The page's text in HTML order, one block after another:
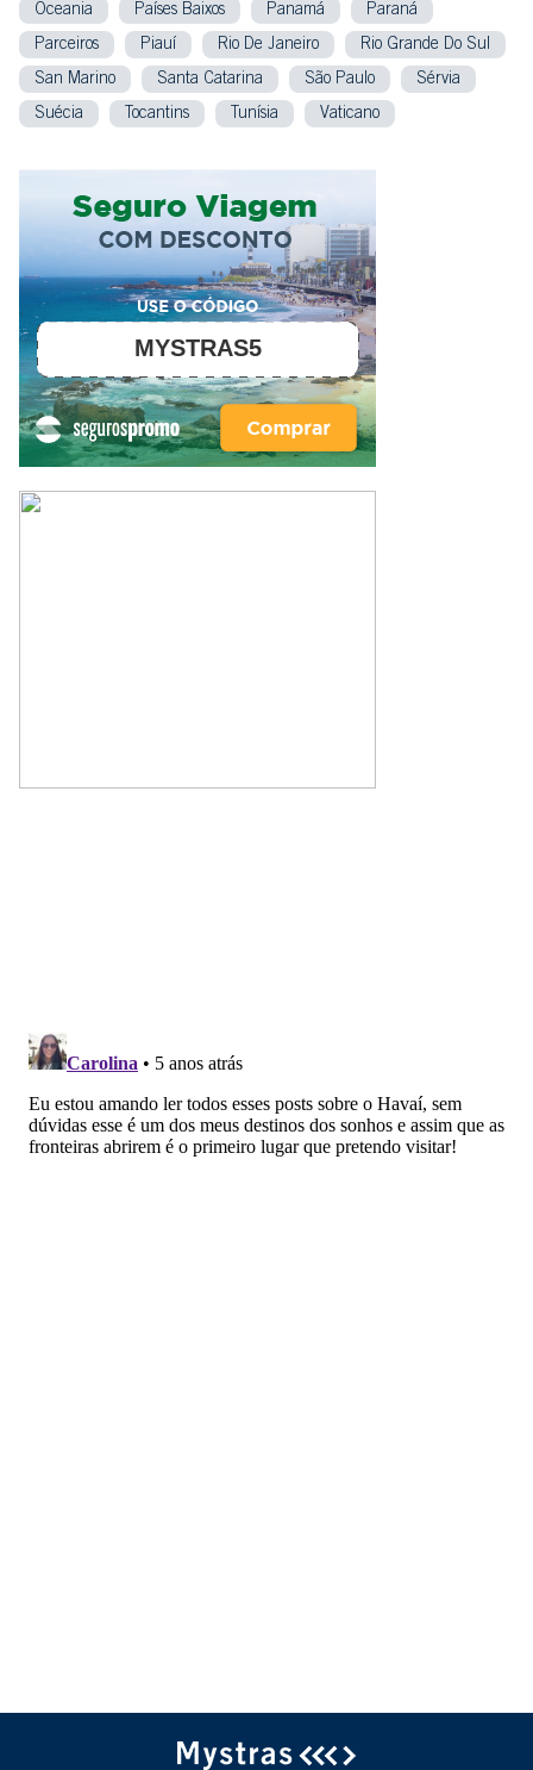
Oceania Países Baixos Panamá Paraná
Parceiros Piauí Rio De Janeiro Rio Grande Do Sul
San Marino Santa Catarina São Paulo Sérvia
Suécia Tocantins Tunísia Vaticano
MYSTRAS5